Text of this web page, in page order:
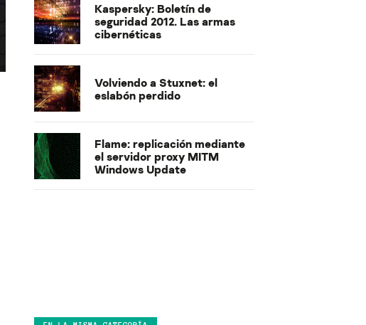
Kaspersky: Boletín de
seguridad 2012. Las armas
cibernéticas
Volviendo a Stuxnet: el
eslabón perdido
Flame: replicación mediante
el servidor proxy MITM
Windows Update